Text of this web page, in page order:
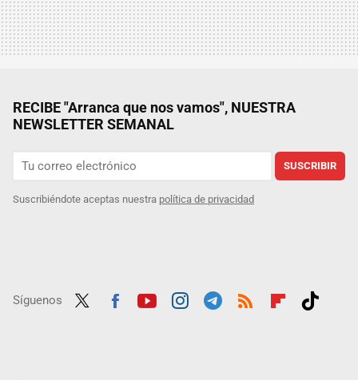
RECIBE "Arranca que nos vamos", NUESTRA
NEWSLETTER SEMANAL
SUSCRIBIR
Suscribiéndote aceptas nuestra política de privacidad
Síguenos